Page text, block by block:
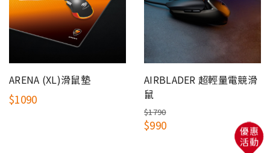
ARENA (XL)滑鼠墊
$1090
AIRBLADER 超輕量電競滑
鼠
$1790
$990
優惠
活動